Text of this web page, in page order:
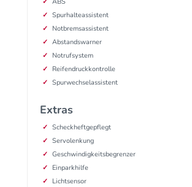
Spurhalteassistent
Notbremsassistent
Abstandswarner
Notrufsystem
Reifendruckkontrolle
Spurwechselassistent
Extras
Scheckheftgepflegt
Servolenkung
Geschwindigkeitsbegrenzer
Einparkhilfe
Lichtsensor